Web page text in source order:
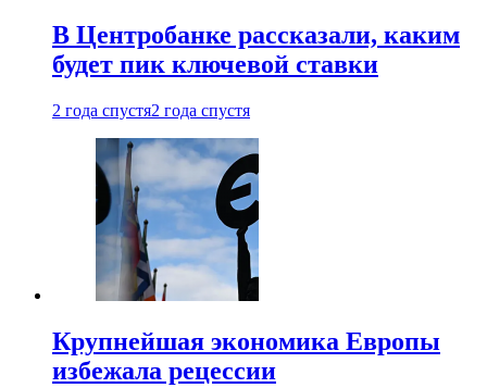
В Центробанке рассказали, каким
будет пик ключевой ставки
2 года спустя2 года спустя
Крупнейшая экономика Европы
избежала рецессии